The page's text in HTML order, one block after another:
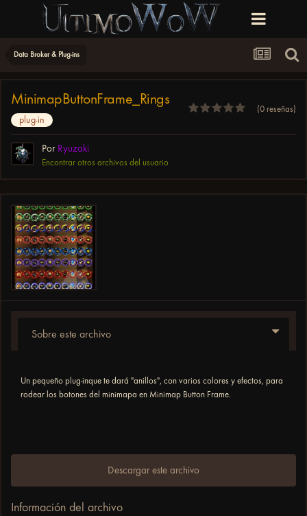
Data Broker & Plug-ins
MinimapButtonFrame_Rings
plug-in
(0 reseñas)
Por Ryuzaki
Encontrar otros archivos del usuario
Sobre este archivo
Un pequeño plug-inque te dará "anillos", con varios colores y efectos, para
rodear los botones del minimapa en Minimap Button Frame.
Descargar este archivo
Información del archivo